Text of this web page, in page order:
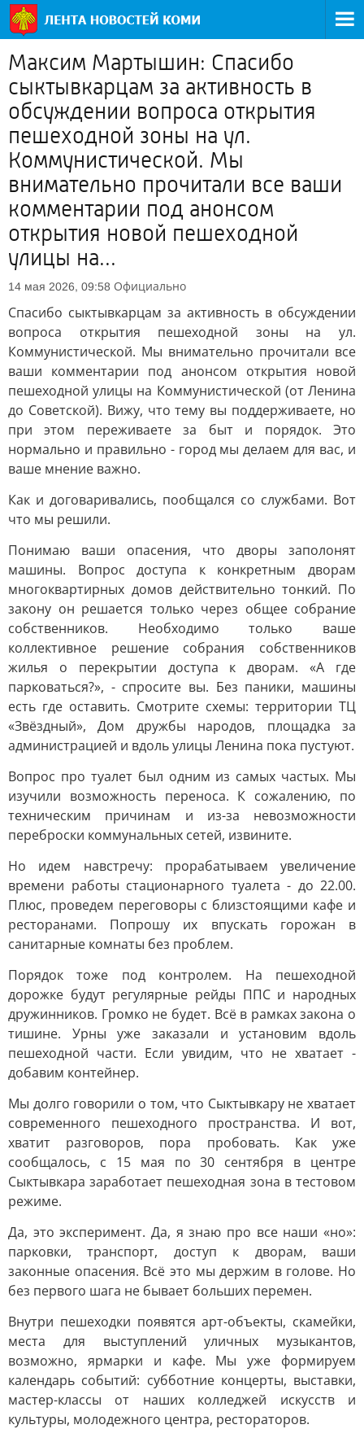
Максим Мартышин: Спасибо
сыктывкарцам за активность в
обсуждении вопроса открытия
пешеходной зоны на ул.
Коммунистической. Мы
внимательно прочитали все ваши
комментарии под анонсом
открытия новой пешеходной
улицы на...
14 мая 2026, 09:58 Официально
Спасибо сыктывкарцам за активность в обсуждении
вопроса открытия пешеходной зоны на ул.
Коммунистической. Мы внимательно прочитали все
ваши комментарии под анонсом открытия новой
пешеходной улицы на Коммунистической (от Ленина
до Советской). Вижу, что тему вы поддерживаете, но
при этом переживаете за быт и порядок. Это
нормально и правильно - город мы делаем для вас, и
ваше мнение важно.
Как и договаривались, пообщался со службами. Вот
что мы решили.
Понимаю ваши опасения, что дворы заполонят
машины. Вопрос доступа к конкретным дворам
многоквартирных домов действительно тонкий. По
закону он решается только через общее собрание
собственников. Необходимо только ваше
коллективное решение собрания собственников
жилья о перекрытии доступа к дворам. «А где
парковаться?», - спросите вы. Без паники, машины
есть где оставить. Смотрите схемы: территории ТЦ
«Звёздный», Дом дружбы народов, площадка за
администрацией и вдоль улицы Ленина пока пустуют.
Вопрос про туалет был одним из самых частых. Мы
изучили возможность переноса. К сожалению, по
техническим причинам и из-за невозможности
переброски коммунальных сетей, извините.
Но идем навстречу: прорабатываем увеличение
времени работы стационарного туалета - до 22.00.
Плюс, проведем переговоры с близстоящими кафе и
ресторанами. Попрошу их впускать горожан в
санитарные комнаты без проблем.
Порядок тоже под контролем. На пешеходной
дорожке будут регулярные рейды ППС и народных
дружинников. Громко не будет. Всё в рамках закона о
тишине. Урны уже заказали и установим вдоль
пешеходной части. Если увидим, что не хватает -
добавим контейнер.
Мы долго говорили о том, что Сыктывкару не хватает
современного пешеходного пространства. И вот,
хватит разговоров, пора пробовать. Как уже
сообщалось, с 15 мая по 30 сентября в центре
Сыктывкара заработает пешеходная зона в тестовом
режиме.
Да, это эксперимент. Да, я знаю про все наши «но»:
парковки, транспорт, доступ к дворам, ваши
законные опасения. Всё это мы держим в голове. Но
без первого шага не бывает больших перемен.
Внутри пешеходки появятся арт-объекты, скамейки,
места для выступлений уличных музыкантов,
возможно, ярмарки и кафе. Мы уже формируем
календарь событий: субботние концерты, выставки,
мастер-классы от наших колледжей искусств и
культуры, молодежного центра, рестораторов.